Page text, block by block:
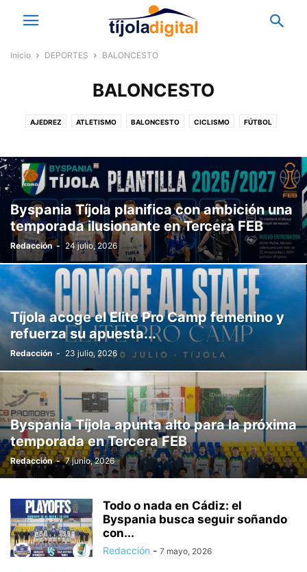
Inicio DEPORTES BALONCESTO
BALONCESTO
AJEDREZ ATLETISMO BALONCESTO CICLISMO FÚTBOL
Byspania Tíjola planifica con ambición una
temporada ilusionante en Tercera FEB
Redacción - 24 julio, 2026
Tíjola acoge el Elite Pro Camp femenino y
refuerza su apuesta...
Redacción - 23 julio, 2026
Byspania Tíjola apunta alto para la próxima
temporada en Tercera FEB
Redacción - 7 junio, 2026
Todo o nada en Cádiz: el
Byspania busca seguir soñando
con...
Redacción - 7 mayo, 2026